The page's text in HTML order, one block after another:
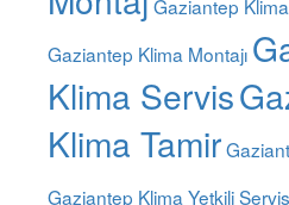
Gaziantep
Gaziantep Klima Montajı
Klima Servis
Klima Tamir
Gaziantep Klima Yetkili